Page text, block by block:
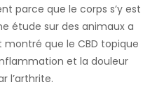
parce que le corps s’y est
étude sur des animaux a
que le CBD topique
et la douleur
l’arthrite.